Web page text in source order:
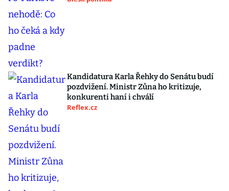
Kandidatura Karla Řehky do Senátu budí
pozdvižení. Ministr Zůna ho kritizuje,
konkurenti haní i chválí
Reflex.cz